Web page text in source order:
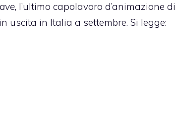
, l’ultimo capolavoro d’animazione di
uscita in Italia a settembre. Si legge: